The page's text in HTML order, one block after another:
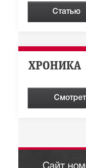
Статью
ХРОНИКА